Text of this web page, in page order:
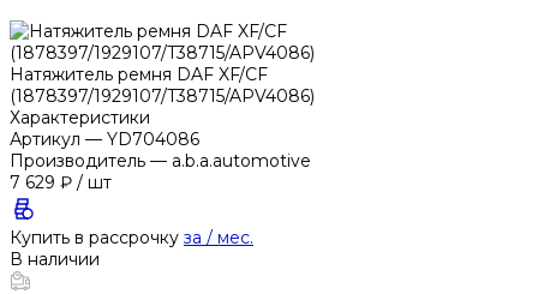
Натяжитель ремня DAF XF/CF
(1878397/1929107/T38715/APV4086)
Характеристики
Артикул — YD704086
Производитель — a.b.a.automotive
7 629 ₽ / шт
Купить в рассрочку за / мес.
В наличии